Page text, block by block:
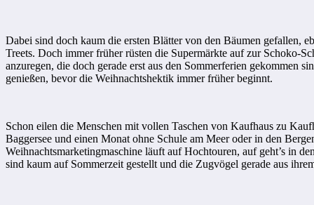
Dabei sind doch kaum die ersten Blätter von den Bäumen gefallen,
Treets. Doch immer früher rüsten die Supermärkte auf zur Schoko-
anzuregen, die doch gerade erst aus den Sommerferien gekommen
genießen, bevor die Weihnachtshektik immer früher beginnt.
Schon eilen die Menschen mit vollen Taschen von Kaufhaus zu
Baggersee und einen Monat ohne Schule am Meer oder in den
Weihnachtsmarketingmaschine läuft auf Hochtouren, auf geht’s in
sind kaum auf Sommerzeit gestellt und die Zugvögel gerade aus